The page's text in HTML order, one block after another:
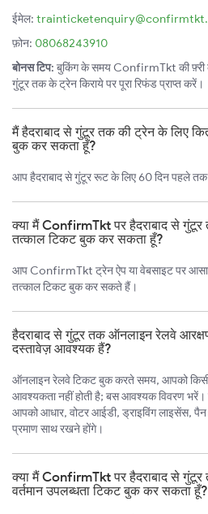
ईमेल:
फ़ोन: 08068243910
बोनस टिप: बुकिंग के समय ConfirmTkt की फ़्री
गुंटूर तक के ट्रेन किराये पर पूरा रिफंड प्राप्त करें।
मैं हैदराबाद से गुंटूर तक की ट्रेन के लिए
बुक कर सकता हूँ?
आप हैदराबाद से गुंटूर रूट के लिए 60 दिन पहले
क्या मैं ConfirmTkt पर हैदराबाद से
तत्काल टिकट बुक कर सकता हूँ?
आप ConfirmTkt ट्रेन ऐप या वेबसाइट पर
तत्काल टिकट बुक कर सकते हैं।
हैदराबाद से गुंटूर तक ऑनलाइन रेलवे
दस्तावेज़ आवश्यक हैं?
ऑनलाइन रेलवे टिकट बुक करते समय, आपको किसी
आवश्यकता नहीं होती है; बस आवश्यक विवरण भरें।
आपको आधार, वोटर आईडी, ड्राइविंग लाइसेंस, पैन
प्रमाण साथ रखने होंगे।
क्या मैं ConfirmTkt पर हैदराबाद से
वर्तमान उपलब्धता टिकट बुक कर सकता हूँ?